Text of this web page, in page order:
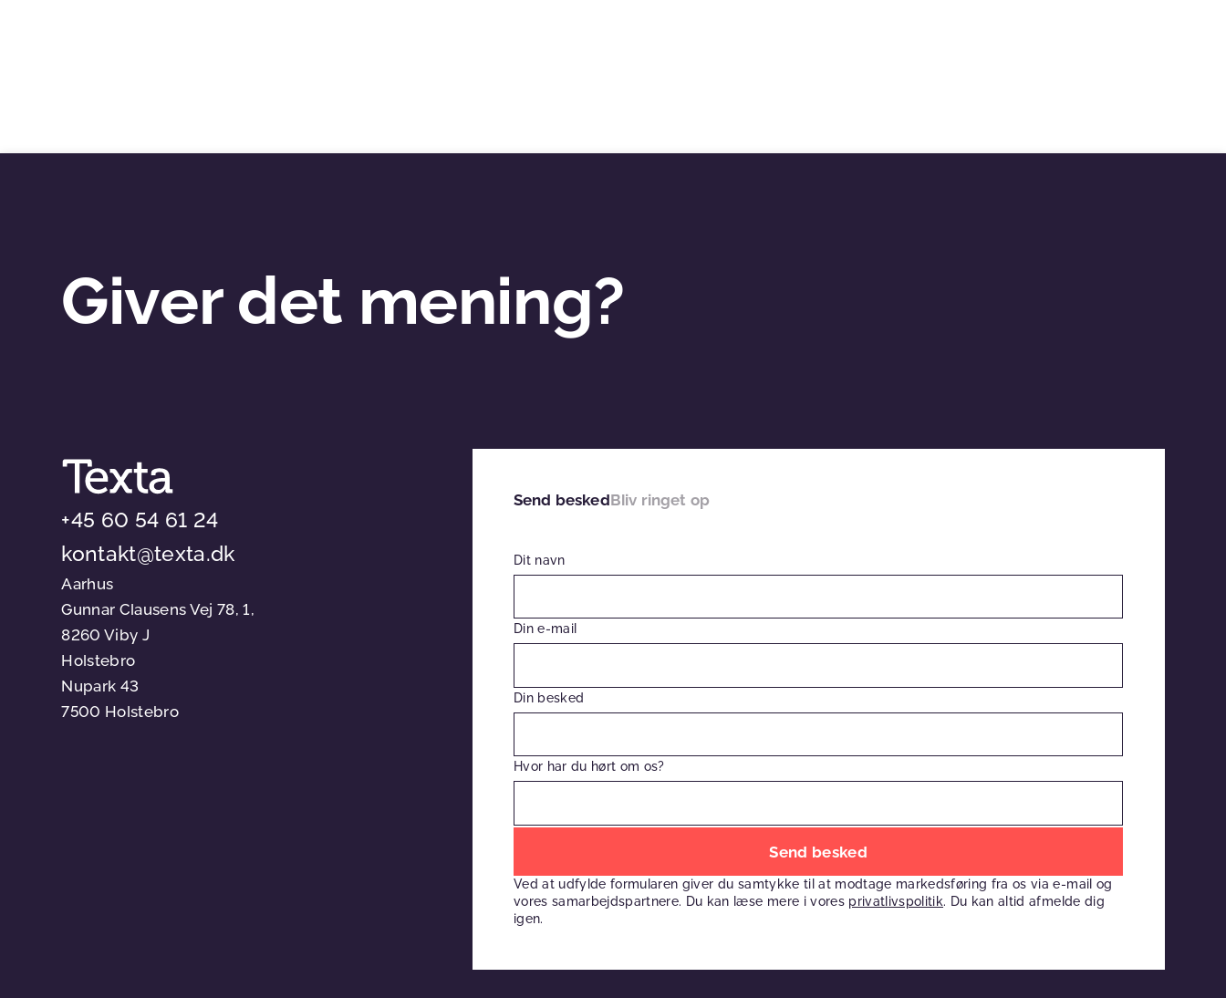
Giver det mening?
Send beskedBliv ringet op
Dit navn
Din e-mail
Din besked
Hvor har du hørt om os?
dette
felt
Ved at udfylde formularen giver du samtykke til at modtage markedsføring fra os via e-mail og
vores samarbejdspartnere. Du kan læse mere i vores privatlivspolitik. Du kan altid afmelde dig
igen.
+45 60 54 61 24
kontakt@texta.dk
Aarhus
Gunnar Clausens Vej 78, 1,
8260 Viby J
Holstebro
Nupark 43
7500 Holstebro